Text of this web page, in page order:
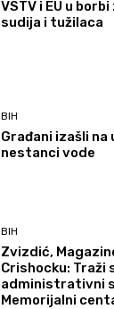
VSTV i EU u
sudija i tužilaca
BIH
Građani izašli
nestanci vode
BIH
Zvizdić,
Crishocku: Traži
administrativni
Memorijalni